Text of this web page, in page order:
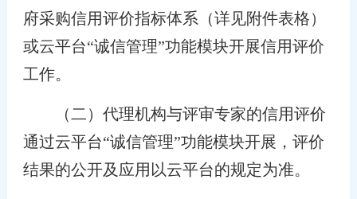
府采购信用评价指标体系（详见附件表格）
或云平台“诚信管理”功能模块开展信用评价
工作。
（二）代理机构与评审专家的信用评价
通过云平台“诚信管理”功能模块开展，评价
结果的公开及应用以云平台的规定为准。